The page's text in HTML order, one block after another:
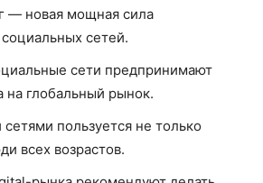
— новая мощная сила
сетей.
сети предпринимают
на глобальный рынок.
пользуется не только
всех возрастов.